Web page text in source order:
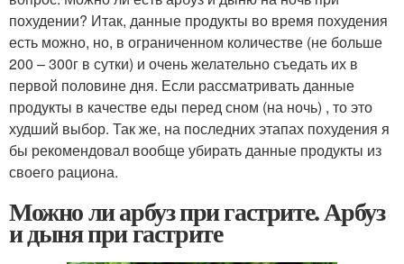
похудении? Итак, данные продукты во время похудения
есть можно, но, в ограниченном количестве (не больше
200 – 300г в сутки) и очень желательно съедать их в
первой половине дня. Если рассматривать данные
продукты в качестве еды перед сном (на ночь) , то это
худший выбор. Так же, на последних этапах похудения я
бы рекомендовал вообще убирать данные продукты из
своего рациона.
Можно ли арбуз при гастрите. Арбуз
и дыня при гастрите